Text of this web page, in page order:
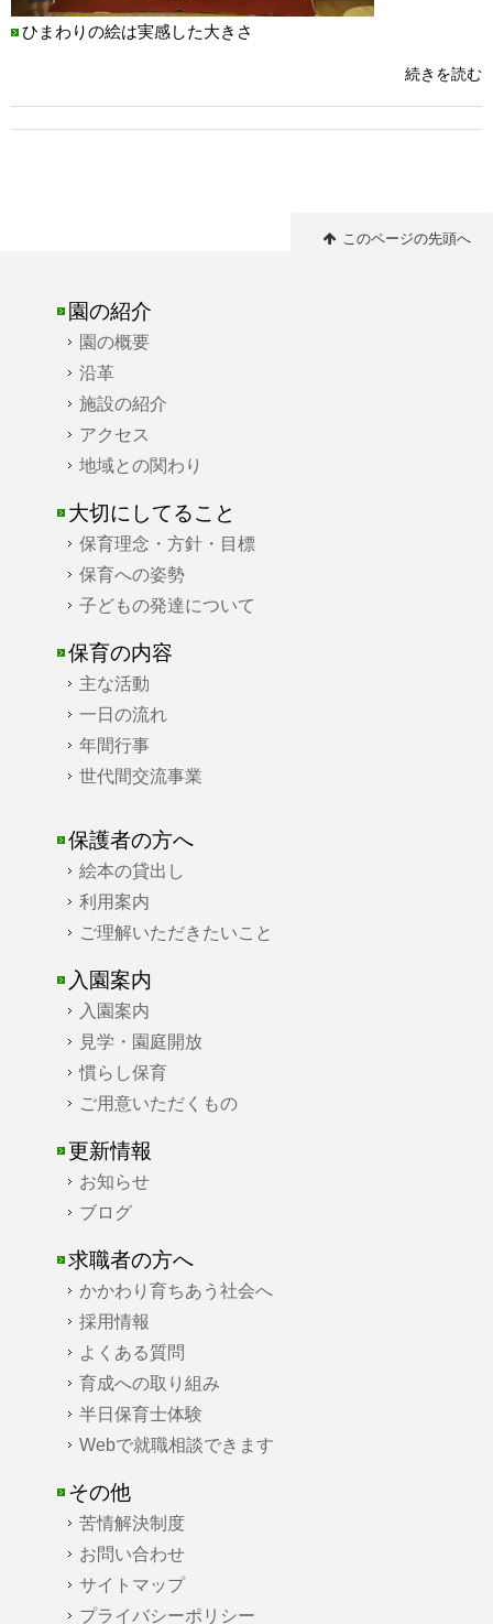
ひまわりの絵は実感した大きさ
続きを読む
このページの先頭へ
園の紹介
園の概要
沿革
施設の紹介
アクセス
地域との関わり
大切にしてること
保育理念・方針・目標
保育への姿勢
子どもの発達について
保育の内容
主な活動
一日の流れ
年間行事
世代間交流事業
保護者の方へ
絵本の貸出し
利用案内
ご理解いただきたいこと
入園案内
入園案内
見学・園庭開放
慣らし保育
ご用意いただくもの
更新情報
お知らせ
ブログ
求職者の方へ
かかわり育ちあう社会へ
採用情報
よくある質問
育成への取り組み
半日保育士体験
Webで就職相談できます
その他
苦情解決制度
お問い合わせ
サイトマップ
プライバシーポリシー